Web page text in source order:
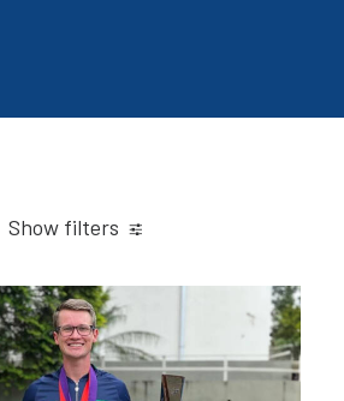
Show filters